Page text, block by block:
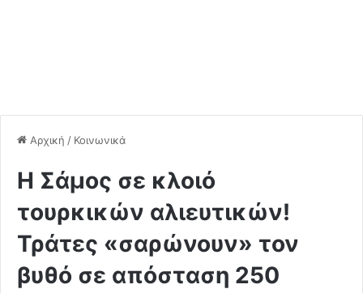
Αρχική / Κοινωνικά
Η Σάμος σε κλοιό
τουρκικών αλιευτικών!
Τράτες «σαρώνουν» τον
βυθό σε απόσταση 250